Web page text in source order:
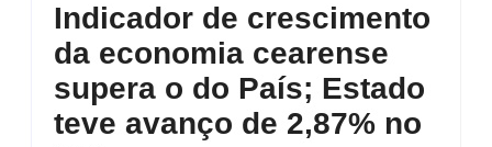
Indicador de crescimento
da economia cearense
supera o do País; Estado
teve avanço de 2,87% no